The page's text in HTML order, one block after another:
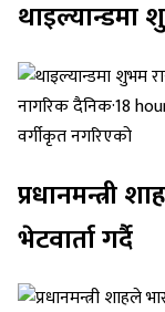
नागरिक दैनिक·18
वर्गीकृत नगरिएको
प्रधानमन्त्री
भेटवार्ता गर्दै